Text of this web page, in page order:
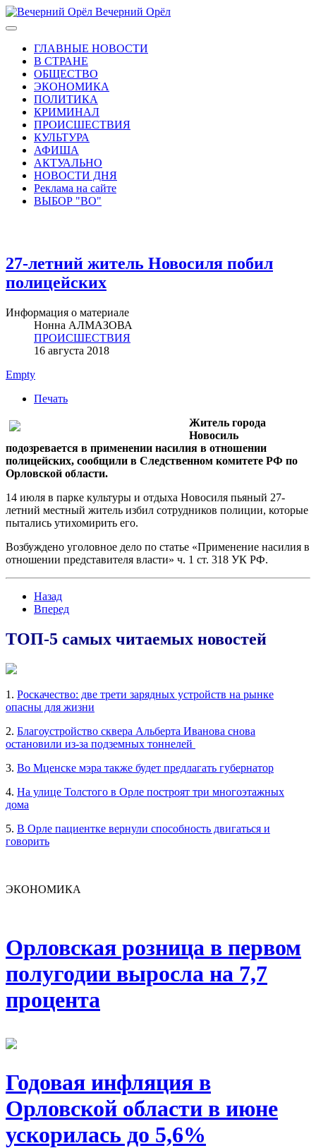
Вечерний Орёл
ГЛАВНЫЕ НОВОСТИ
В СТРАНЕ
ОБЩЕСТВО
ЭКОНОМИКА
ПОЛИТИКА
КРИМИНАЛ
ПРОИСШЕСТВИЯ
КУЛЬТУРА
АФИША
АКТУАЛЬНО
НОВОСТИ ДНЯ
Реклама на сайте
ВЫБОР "ВО"
27-летний житель Новосиля побил
полицейских
Информация о материале
Нонна АЛМАЗОВА
ПРОИСШЕСТВИЯ
16 августа 2018
Empty
Печать
Житель города
Новосиль
подозревается в применении насилия в отношении
полицейских, сообщили в Следственном комитете РФ по
Орловской области.
14 июля в парке культуры и отдыха Новосиля пьяный 27-
летний местный житель избил сотрудников полиции, которые
пытались утихомирить его.
Возбуждено уголовное дело по статье «Применение насилия в
отношении представителя власти» ч. 1 ст. 318 УК РФ.
Назад
Вперед
ТОП-5 самых читаемых новостей
1. Роскачество: две трети зарядных устройств на рынке
опасны для жизни
2. Благоустройство сквера Альберта Иванова снова
остановили из-за подземных тоннелей
3. Во Мценске мэра также будет предлагать губернатор
4. На улице Толстого в Орле построят три многоэтажных
дома
5. В Орле пациентке вернули способность двигаться и
говорить
ЭКОНОМИКА
Орловская розница в первом
полугодии выросла на 7,7
процента
Годовая инфляция в
Орловской области в июне
ускорилась до 5,6%